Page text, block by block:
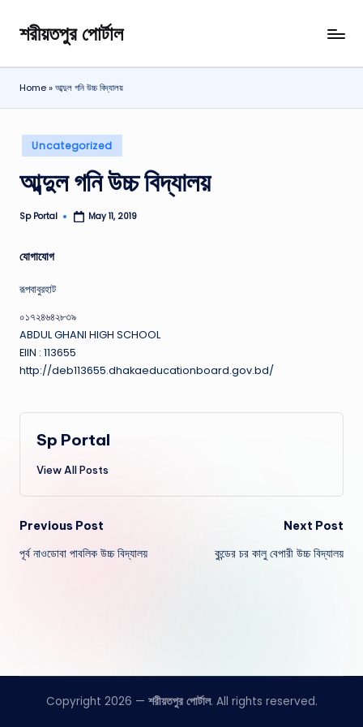
Skip
content
শরীয়তপুর পোর্টাল
শরীয়তপুর
জেলা
বিষয়ক
পোর্টাল
Home»আব্দুল গনি উচ্চ বিদ্যালয়
Posted
in
Uncategorized
আব্দুল গনি উচ্চ বিদ্যালয়
Posted
Sp Portal May 11, 2019
যোগাযোগ
রূপবাবুরহাট
০১৭২৪৬৪২৮৩৯
ABDUL GHANI HIGH SCHOOL
EIIN : 113655
http://deb113655.dhakaeducationboard.gov.bd/
Sp Portal
View All Posts
Post
navigation
Previous Post
পূর্ব নাওডোবা পাবলিক উচ্চ বিদ্যালয়
Next Post
কুন্ডের চর কালু বেপারী উচ্চ বিদ্যালয়
Copyright 2026 — শরীয়তপুর পোর্টাল. All rights reserved.